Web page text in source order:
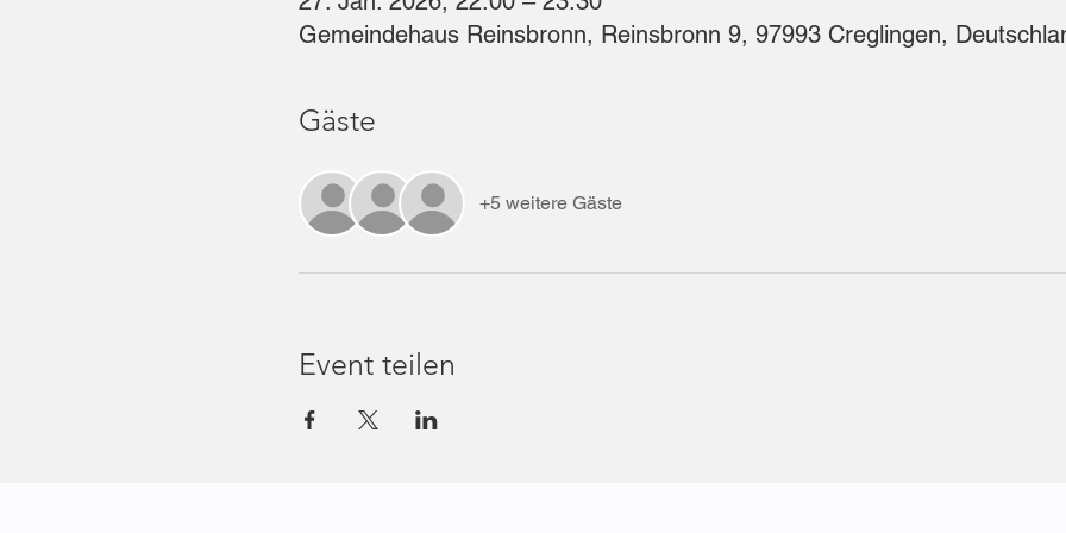
Gemeindehaus Reinsbronn, Reinsbronn 9, 97993 Creglingen,
Gäste
+5 weitere Gäste
Event teilen